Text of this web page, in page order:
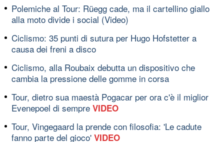
Polemiche al Tour: Rüegg cade, ma il cartellino giallo
alla moto divide i social (Video)
Ciclismo: 35 punti di sutura per Hugo Hofstetter a
causa dei freni a disco
Ciclismo, alla Roubaix debutta un dispositivo che
cambia la pressione delle gomme in corsa
Tour, dietro sua maestà Pogacar per ora c'è il miglior
Evenepoel di sempre VIDEO
Tour, Vingegaard la prende con filosofia: 'Le cadute
fanno parte del gioco' VIDEO